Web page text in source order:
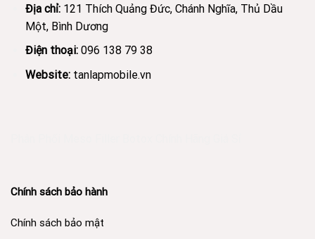
Địa chỉ: 121 Thích Quảng Đức, Chánh Nghĩa, Thủ Dầu
Một, Bình Dương
Điện thoại: 096 138 79 38
Website: tanlapmobile.vn
Chính sách bảo hành
Chính sách bảo mật